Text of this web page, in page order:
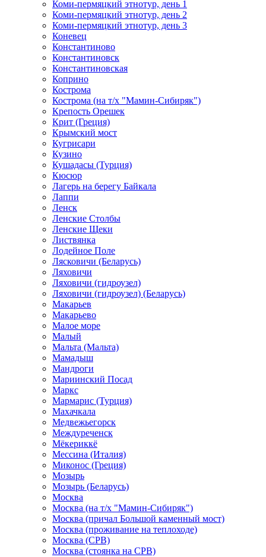
Коми-пермяцкий этнотур, день 1
Коми-пермяцкий этнотур, день 2
Коми-пермяцкий этнотур, день 3
Коневец
Константиново
Константиновск
Константиновская
Коприно
Кострома
Кострома (на т/х "Мамин-Сибиряк")
Крепость Орешек
Крит (Греция)
Крымский мост
Кугрисари
Кузино
Кушадасы (Турция)
Кюсюр
Лагерь на берегу Байкала
Лаппи
Ленск
Ленские Столбы
Ленские Щеки
Листвянка
Лодейное Поле
Лясковичи (Беларусь)
Ляховичи
Ляховичи (гидроузел)
Ляховичи (гидроузел) (Беларусь)
Макарьев
Макарьево
Малое море
Малый
Мальта (Мальта)
Мамадыш
Мандроги
Мариинский Посад
Маркс
Мармарис (Турция)
Махачкала
Медвежьегорск
Междуреченск
Мёкериккё
Мессина (Италия)
Миконос (Греция)
Мозырь
Мозырь (Беларусь)
Москва
Москва (на т/х "Мамин-Сибиряк")
Москва (причал Большой каменный мост)
Москва (проживание на теплоходе)
Москва (СРВ)
Москва (стоянка на СРВ)